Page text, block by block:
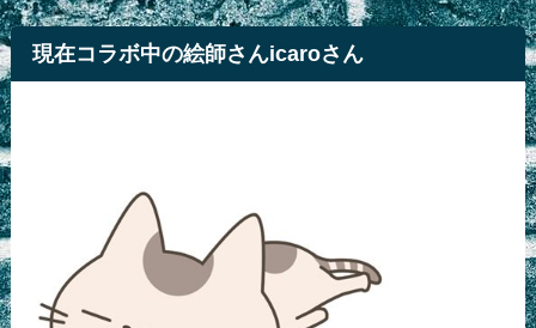
現在コラボ中の絵師さんicaroさん